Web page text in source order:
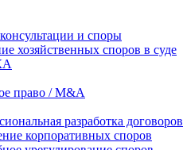
и споры
хозяйственных споров в суде
право / M&A
разработка договоров
корпоративных споров